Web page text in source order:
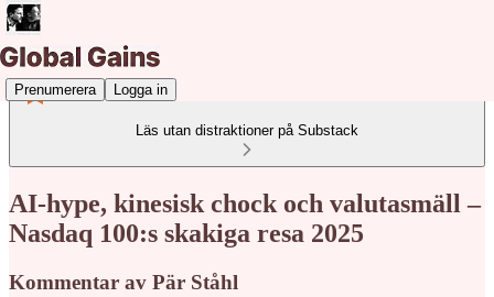
Prenumerera Logga in
Läs utan distraktioner på Substack
AI-hype, kinesisk chock och valutasmäll –
Nasdaq 100:s skakiga resa 2025
Kommentar av Pär Ståhl